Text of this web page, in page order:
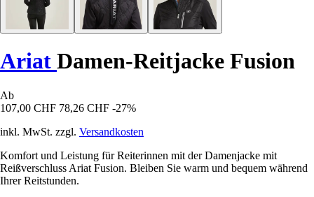
Ariat Damen-Reitjacke Fusion
Ab
107,00 CHF 78,26 CHF -27%
inkl. MwSt. zzgl. Versandkosten
Komfort und Leistung für Reiterinnen mit der Damenjacke mit
Reißverschluss Ariat Fusion. Bleiben Sie warm und bequem während
Ihrer Reitstunden.